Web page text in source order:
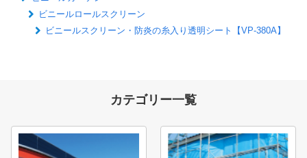
ビニールロールスクリーン
ビニールスクリーン・防炎の糸入り透明シート【VP-380A】
カテゴリー一覧